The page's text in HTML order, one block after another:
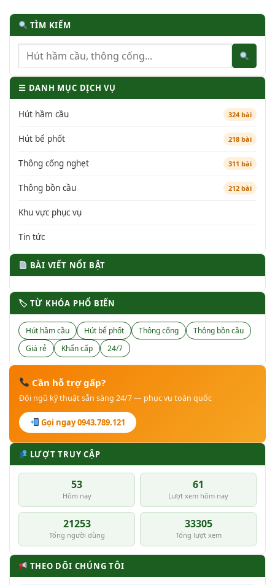
TÌM KIẾM
☰ DANH MỤC DỊCH VỤ
Hút hầm cầu 324 bài
Hút bể phốt 218 bài
Thông cống nghẹt 311 bài
Thông bồn cầu 212 bài
Khu vực phục vụ
Tin tức
BÀI VIẾT NỔI BẬT
🏷 TỪ KHÓA PHỔ BIẾN
Hút hầm cầu Hút bể phốt Thông cống
Thông bồn cầu
Giá rẻ
Khẩn cấp 24/7
Cần hỗ trợ gấp?
Đội ngũ kỹ thuật sẵn sàng 24/7 — phục vụ toàn quốc
Gọi ngay 0943.789.121
LƯỢT TRUY CẬP
53
Hôm nay
61
Lượt xem hôm nay
21253
Tổng người dùng
33305
Tổng lượt xem
THEO DÕI CHÚNG TÔI